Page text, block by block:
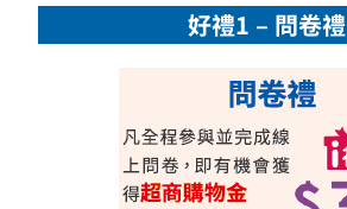
好禮1 – 問卷禮